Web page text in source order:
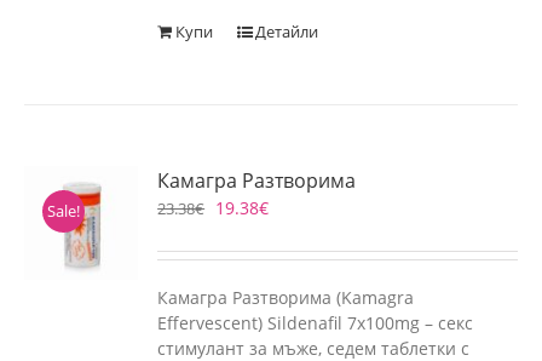
Купи Детайли
Sale!
Камагра Разтворима
23.38€ 19.38€
Камагра Разтворима (Kamagra
Effervescent) Sildenafil 7x100mg – секс
стимулант за мъже, седем таблетки с